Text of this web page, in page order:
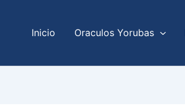
Inicio Oraculos Yorubas